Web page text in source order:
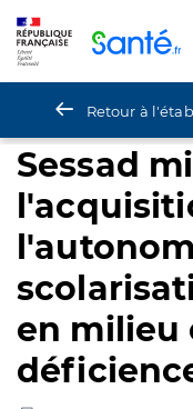
Retour à
Sessad
en milieu